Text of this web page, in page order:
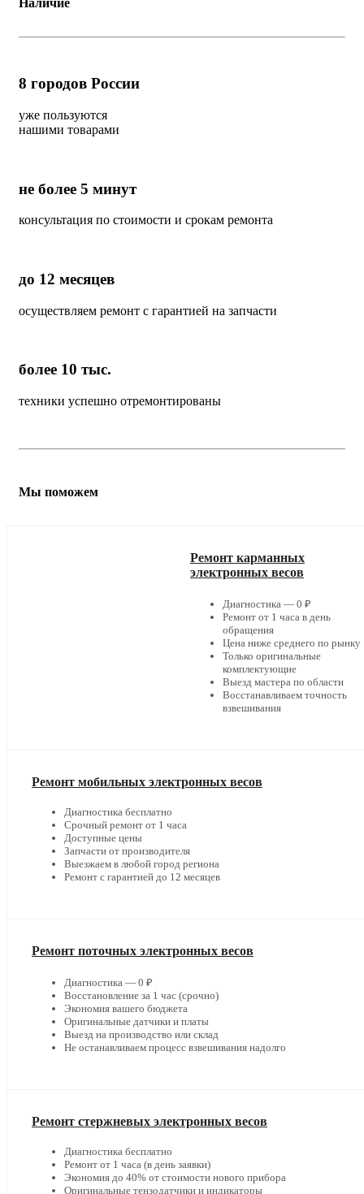
Наличие
8 городов России
уже пользуются
нашими товарами
не более 5 минут
консультация по стоимости и срокам ремонта
до 12 месяцев
осуществляем ремонт с гарантией на запчасти
более 10 тыс.
техники успешно отремонтированы
Мы поможем
Ремонт карманных
электронных весов
Диагностика — 0 ₽
Ремонт от 1 часа в день
обращения
Цена ниже среднего по рынку
Только оригинальные
комплектующие
Выезд мастера по области
Восстанавливаем точность
взвешивания
Ремонт мобильных электронных весов
Диагностика бесплатно
Срочный ремонт от 1 часа
Доступные цены
Запчасти от производителя
Выезжаем в любой город региона
Ремонт с гарантией до 12 месяцев
Ремонт поточных электронных весов
Диагностика — 0 ₽
Восстановление за 1 час (срочно)
Экономия вашего бюджета
Оригинальные датчики и платы
Выезд на производство или склад
Не останавливаем процесс взвешивания надолго
Ремонт стержневых электронных весов
Диагностика бесплатно
Ремонт от 1 часа (в день заявки)
Экономия до 40% от стоимости нового прибора
Оригинальные тензодатчики и индикаторы